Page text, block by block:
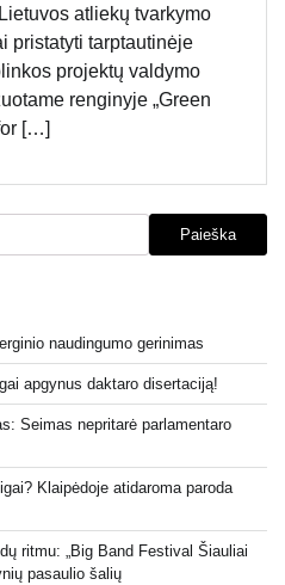
atliekų tvarkymo
pristatyti tarptautinėje
projektų valdymo
renginyje „Green
[…]
Paieška
naudingumo gerinimas
apgynus daktaro disertaciją!
Seimas nepritarė parlamentaro
Klaipėdoje atidaroma paroda
ritmu: „Big Band Festival Šiauliai
pasaulio šalių